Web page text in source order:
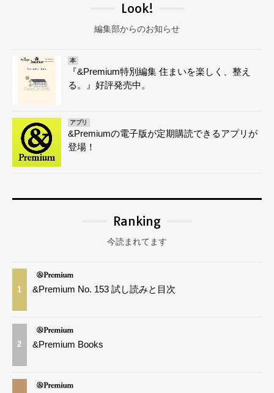
Look!
編集部からのお知らせ
本
『&Premium特別編集 住まいを楽しく、整え
る。』好評発売中。
アプリ
&Premiumの電子版が定期購読できるアプリが
登場！
Ranking
今読まれてます
1 &Premium No. 153 試し読みと目次
2 &Premium Books